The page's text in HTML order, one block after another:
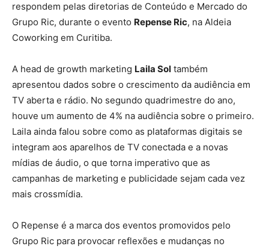
respondem pelas diretorias de Conteúdo e Mercado do
Grupo Ric, durante o evento Repense Ric, na Aldeia
Coworking em Curitiba.
A head de growth marketing Laila Sol também
apresentou dados sobre o crescimento da audiência em
TV aberta e rádio. No segundo quadrimestre do ano,
houve um aumento de 4% na audiência sobre o primeiro.
Laila ainda falou sobre como as plataformas digitais se
integram aos aparelhos de TV conectada e a novas
mídias de áudio, o que torna imperativo que as
campanhas de marketing e publicidade sejam cada vez
mais crossmídia.
O Repense é a marca dos eventos promovidos pelo
Grupo Ric para provocar reflexões e mudanças no